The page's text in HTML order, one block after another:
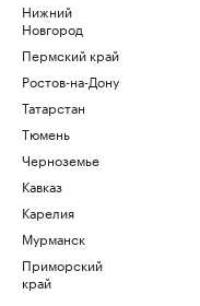
Нижний
Новгород
Пермский край
Ростов-на-Дону
Татарстан
Тюмень
Черноземье
Кавказ
Карелия
Мурманск
Приморский
край